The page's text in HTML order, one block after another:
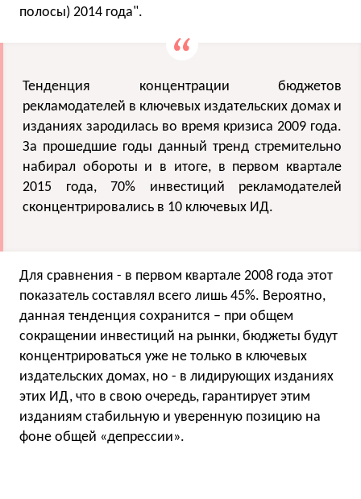
полосы) 2014 года".
Тенденция концентрации бюджетов
рекламодателей в ключевых издательских домах и
изданиях зародилась во время кризиса 2009 года.
За прошедшие годы данный тренд стремительно
набирал обороты и в итоге, в первом квартале
2015 года, 70% инвестиций рекламодателей
сконцентрировались в 10 ключевых ИД.
Для сравнения - в первом квартале 2008 года этот
показатель составлял всего лишь 45%. Вероятно,
данная тенденция сохранится – при общем
сокращении инвестиций на рынки, бюджеты будут
концентрироваться уже не только в ключевых
издательских домах, но - в лидирующих изданиях
этих ИД, что в свою очередь, гарантирует этим
изданиям стабильную и уверенную позицию на
фоне общей «депрессии».